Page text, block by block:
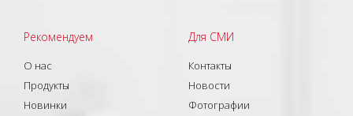
Рекомендуем
О нас
Продукты
Новинки
Для СМИ
Контакты
Новости
Фотографии